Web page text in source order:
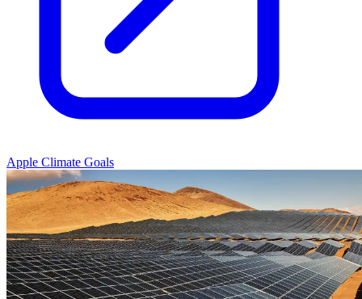
Apple Climate Goals